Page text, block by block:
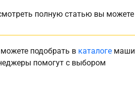
полную статью вы можете
подобрать в каталоге
помогут с выбором